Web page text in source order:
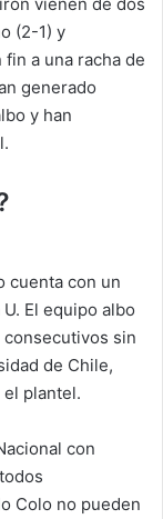
(2-1) y
a una racha de
generado
y han
cuenta con un
El equipo albo
sin
de Chile,
plantel.
con
Colo no pueden